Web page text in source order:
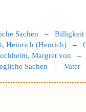
Sachen – Billigkeit
Heinrich (Henrich) –
Margret von
Sachen – Vater